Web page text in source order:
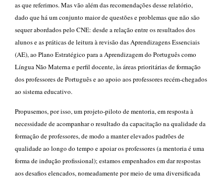
as que referimos. Mas vão além das recomendações desse relatório,
dado que há um conjunto maior de questões e problemas que não são
sequer abordados pelo CNE: desde a relação entre os resultados dos
alunos e as práticas de leitura à revisão das Aprendizagens Essenciais
(AE), ao Plano Estratégico para a Aprendizagem do Português como
Língua Não Materna e perfil docente, às áreas prioritárias de formação
dos professores de Português e ao apoio aos professores recém-chegados
ao sistema educativo.
Propusemos, por isso, um projeto-piloto de mentoria, em resposta à
necessidade de acompanhar o resultado da capacitação na qualidade da
formação de professores, de modo a manter elevados padrões de
qualidade ao longo do tempo e apoiar os professores (a mentoria é uma
forma de indução profissional); estamos empenhados em dar respostas
aos desafios elencados, nomeadamente por meio de uma diversificada